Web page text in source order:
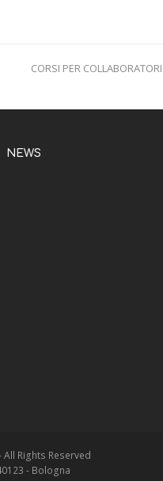
next
CORSI PER
NEWS
All Rights Reserved
- Bologna